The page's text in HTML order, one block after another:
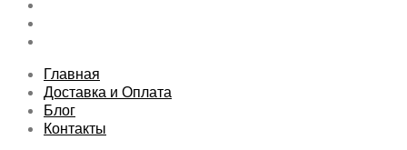
content
Главная
Доставка и Оплата
Блог
Контакты